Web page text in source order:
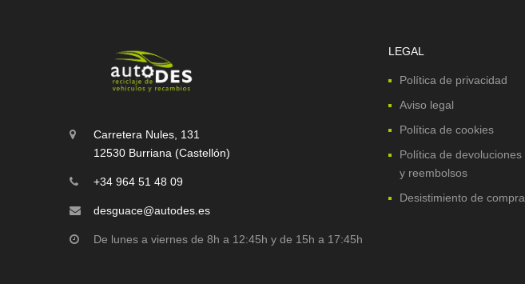
Carretera Nules, 131
12530 Burriana (Castellón)
+34 964 51 48 09
desguace@autodes.es
De lunes a viernes de 8h a 12:45h y de 15h a 17:45h
LEGAL
Política de privacidad
Aviso legal
Política de cookies
Política de devoluciones
y reembolsos
Desistimiento de compra